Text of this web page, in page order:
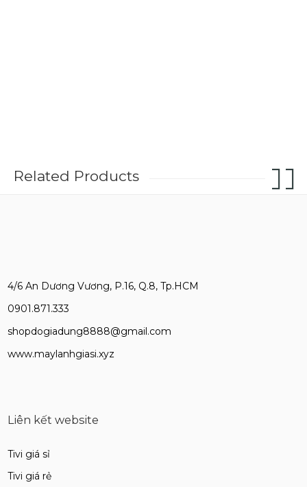
Related Products
4/6 An Dương Vương, P.16, Q.8, Tp.HCM
0901.871.333
shopdogiadung8888@gmail.com
www.maylanhgiasi.xyz
Liên kết website
Tivi giá sỉ
Tivi giá rẻ